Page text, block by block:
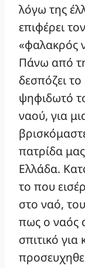
λόγω της
επιφέρει
«φαλακρός
Πάνω από
δεσπόζει
ψηφιδωτό
ναού, για
πατρίδα
Ελλάδα.
το που
στο ναό,
πως ο ναός
σπιτικό